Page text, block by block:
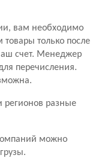
вам необходимо
только после
счет. Менеджер
перечисления.
регионов разные
можно